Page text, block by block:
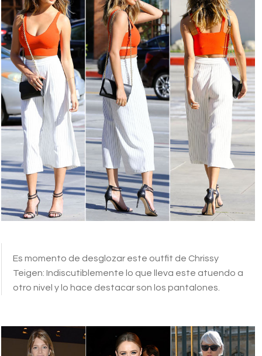
Es momento de desglozar este outfit de Chrissy
Teigen: Indiscutiblemente lo que lleva este atuendo a
otro nivel y lo hace destacar son los pantalones.
hola_fashion.jpg